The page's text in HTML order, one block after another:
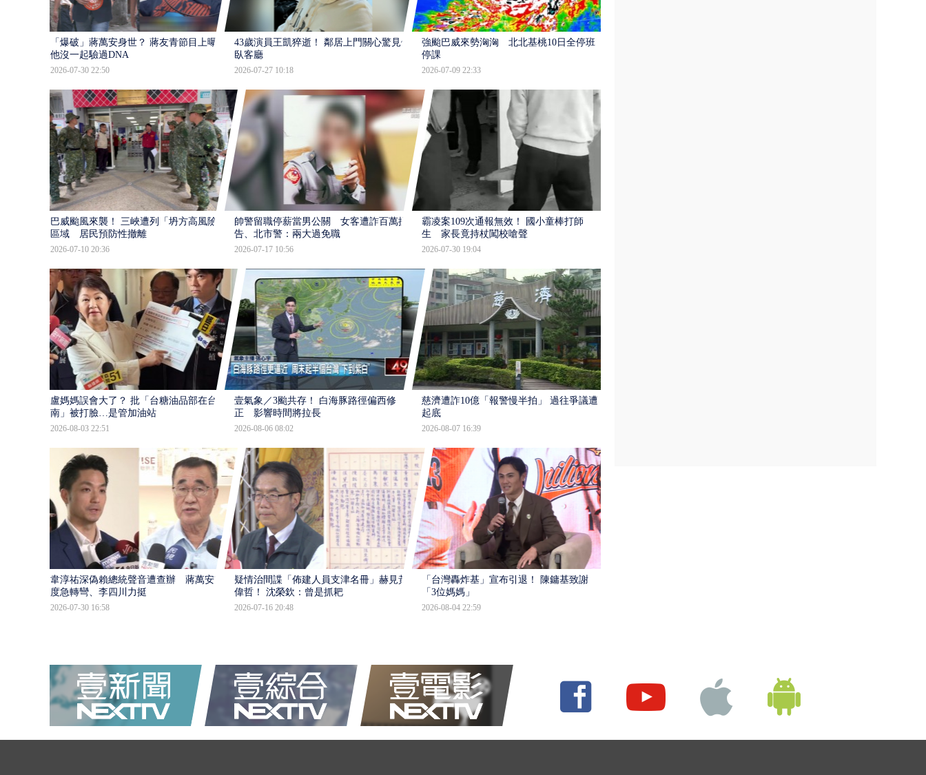
「爆破」蔣萬安身世？ 蔣友青節目上曝：
他沒一起驗過DNA
2026-07-30 22:50
43歲演員王凱猝逝！ 鄰居上門關心驚見倒
臥客廳
2026-07-27 10:18
強颱巴威來勢洶洶 北北基桃10日全停班
停課
2026-07-09 22:33
巴威颱風來襲！ 三峽遭列「坍方高風險」
區域 居民預防性撤離
2026-07-10 20:36
帥警留職停薪當男公關 女客遭詐百萬提
告、北市警：兩大過免職
2026-07-17 10:56
霸凌案109次通報無效！ 國小童棒打師
生 家長竟持杖闖校嗆聲
2026-07-30 19:04
盧媽媽誤會大了？ 批「台糖油品部在台
南」被打臉…是管加油站
2026-08-03 22:51
壹氣象／3颱共存！ 白海豚路徑偏西修
正 影響時間將拉長
2026-08-06 08:02
慈濟遭詐10億「報警慢半拍」 過往爭議遭
起底
2026-08-07 16:39
韋淳祐深偽賴總統聲音遭查辦 蔣萬安態
度急轉彎、李四川力挺
2026-07-30 16:58
疑情治間諜「佈建人員支津名冊」赫見黃
偉哲！ 沈榮欽：曾是抓耙
2026-07-16 20:48
「台灣轟炸基」宣布引退！ 陳鏞基致謝
「3位媽媽」
2026-08-04 22:59